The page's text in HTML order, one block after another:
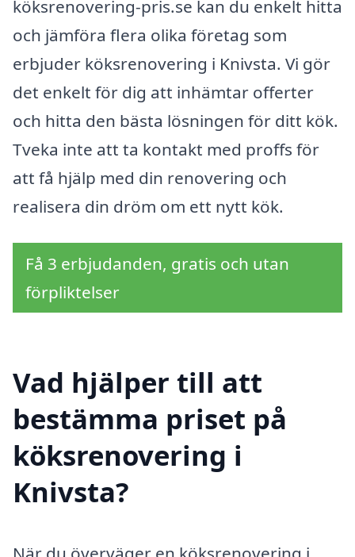
köksrenovering-pris.se kan du enkelt hitta
och jämföra flera olika företag som
erbjuder köksrenovering i Knivsta. Vi gör
det enkelt för dig att inhämtar offerter
och hitta den bästa lösningen för ditt kök.
Tveka inte att ta kontakt med proffs för
att få hjälp med din renovering och
realisera din dröm om ett nytt kök.
Få 3 erbjudanden, gratis och utan
förpliktelser
Vad hjälper till att
bestämma priset på
köksrenovering i
Knivsta?